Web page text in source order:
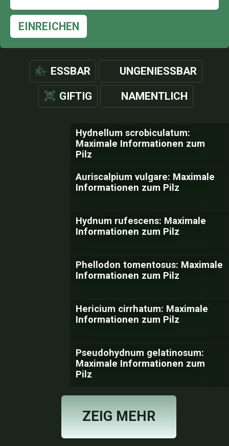
EINREICHEN
ESSBAR UNGENIESSBAR
GIFTIG NAMENTLICH
Hydnellum scrobiculatum:
Maximale Informationen zum
Pilz
Auriscalpium vulgare: Maximale
Informationen zum Pilz
Hydnum rufescens: Maximale
Informationen zum Pilz
Phellodon tomentosus: Maximale
Informationen zum Pilz
Hericium cirrhatum: Maximale
Informationen zum Pilz
Pseudohydnum gelatinosum:
Maximale Informationen zum
Pilz
ZEIG MEHR